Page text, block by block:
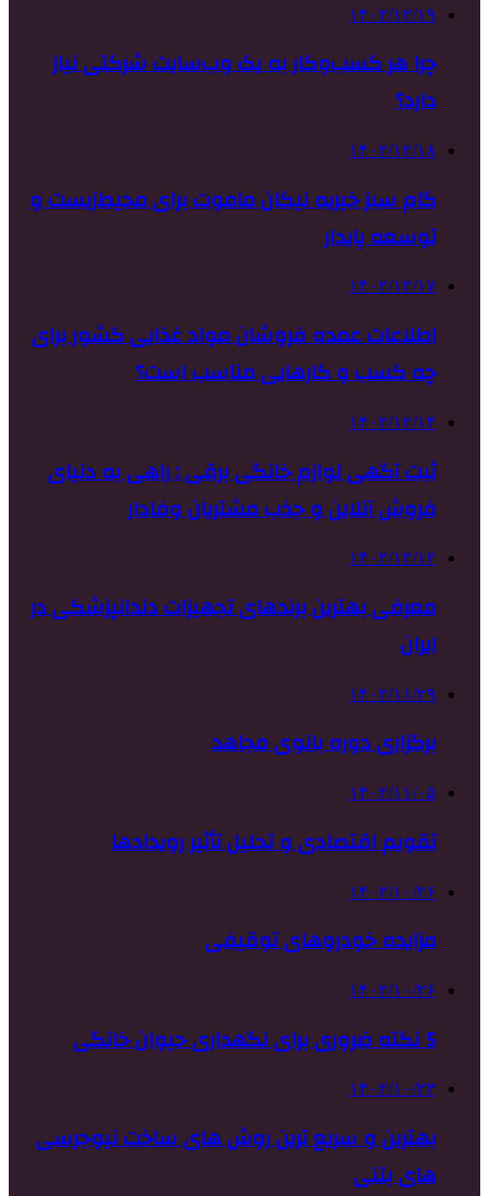
۱۴۰۲/۱۲/۱۹
چرا هر کسب‌وکار به یک وب‌سایت شرکتی نیاز
دارد؟
۱۴۰۲/۱۲/۱۸
گام سبز خیریه نیکان ماموت برای محیط‌زیست و
توسعه پایدار
۱۴۰۲/۱۲/۱۷
اطلاعات عمده فروشان مواد غذایی کشور برای
چه کسب و کارهایی مناسب است؟
۱۴۰۲/۱۲/۱۴
ثبت آگهی لوازم خانگی برقی : راهی به دنیای
فروش آنلاین و جذب مشتریان وفادار
۱۴۰۲/۱۲/۱۲
معرفی بهترین برندهای تجهیزات دندانپزشکی در
ایران
۱۴۰۲/۱۱/۲۹
برگزاری دوره بانوی مجاهد
۱۴۰۲/۱۱/۰۵
تقویم اقتصادی و تحلیل تأثیر رویدادها
۱۴۰۲/۱۰/۲۶
مزایده خودروهای توقیفی
۱۴۰۲/۱۰/۲۶
5 نکته ضروری برای نگهداری حیوان خانگی
۱۴۰۲/۱۰/۲۳
بهترین و سریع ترین روش های ساخت نیوجرسی
های بتنی